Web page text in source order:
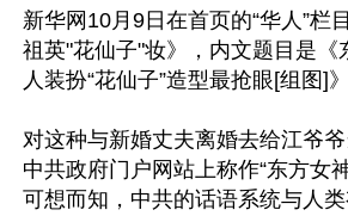
新华网10月9日在首页的“华人”栏
祖英"花仙子"妆》，内文题目是《
人装扮“花仙子”造型最抢眼[组图]》
对这种与新婚丈夫离婚去给江爷爷
中共政府门户网站上称作“东方女
可想而知，中共的话语系统与人